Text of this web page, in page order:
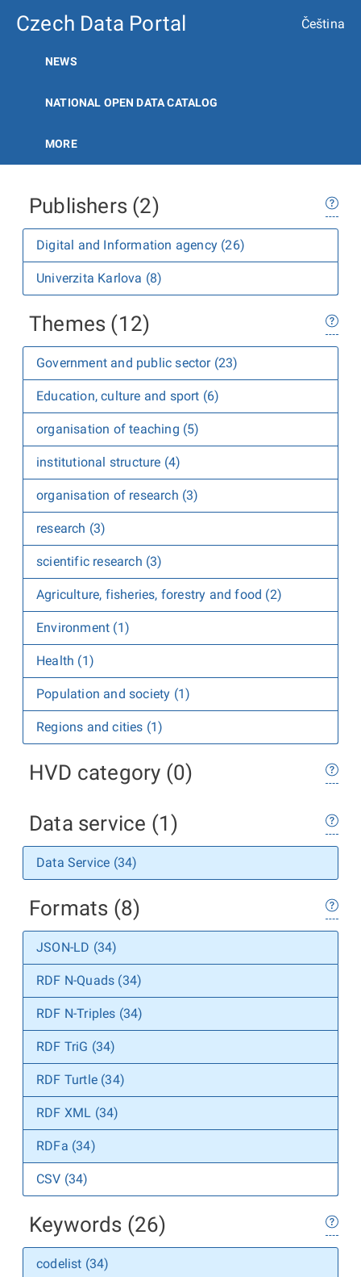
Czech Data Portal Čeština
NEWS
NATIONAL OPEN DATA CATALOG
MORE
Publishers (2)
Digital and Information agency (26)
Univerzita Karlova (8)
Themes (12)
Government and public sector (23)
Education, culture and sport (6)
organisation of teaching (5)
institutional structure (4)
organisation of research (3)
research (3)
scientific research (3)
Agriculture, fisheries, forestry and food (2)
Environment (1)
Health (1)
Population and society (1)
Regions and cities (1)
HVD category (0)
Data service (1)
Data Service (34)
Formats (8)
JSON-LD (34)
RDF N-Quads (34)
RDF N-Triples (34)
RDF TriG (34)
RDF Turtle (34)
RDF XML (34)
RDFa (34)
CSV (34)
Keywords (26)
codelist (34)